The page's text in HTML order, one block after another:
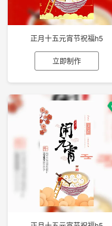
正月十五元宵节祝福h5
立即制作